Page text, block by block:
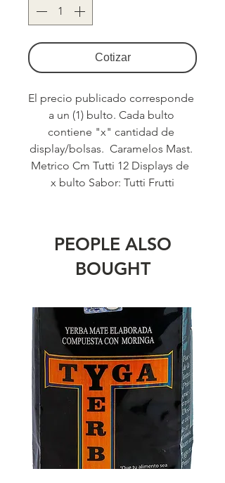
Cotizar
El precio publicado corresponde
a un (1) bulto. Cada bulto
contiene "x" cantidad de
display/bolsas.  Caramelos Mast.
Metrico Cm Tutti 12 Displays de
x bulto Sabor: Tutti Frutti
PEOPLE ALSO
BOUGHT